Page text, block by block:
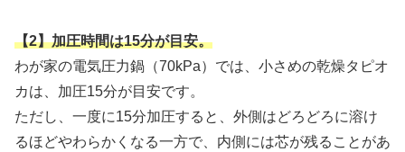
【2】加圧時間は15分が目安。
わが家の電気圧力鍋（70kPa）では、小さめの乾燥タピオ
カは、加圧15分が目安です。
ただし、一度に15分加圧すると、外側はどろどろに溶け
るほどやわらかくなる一方で、内側には芯が残ることがあ